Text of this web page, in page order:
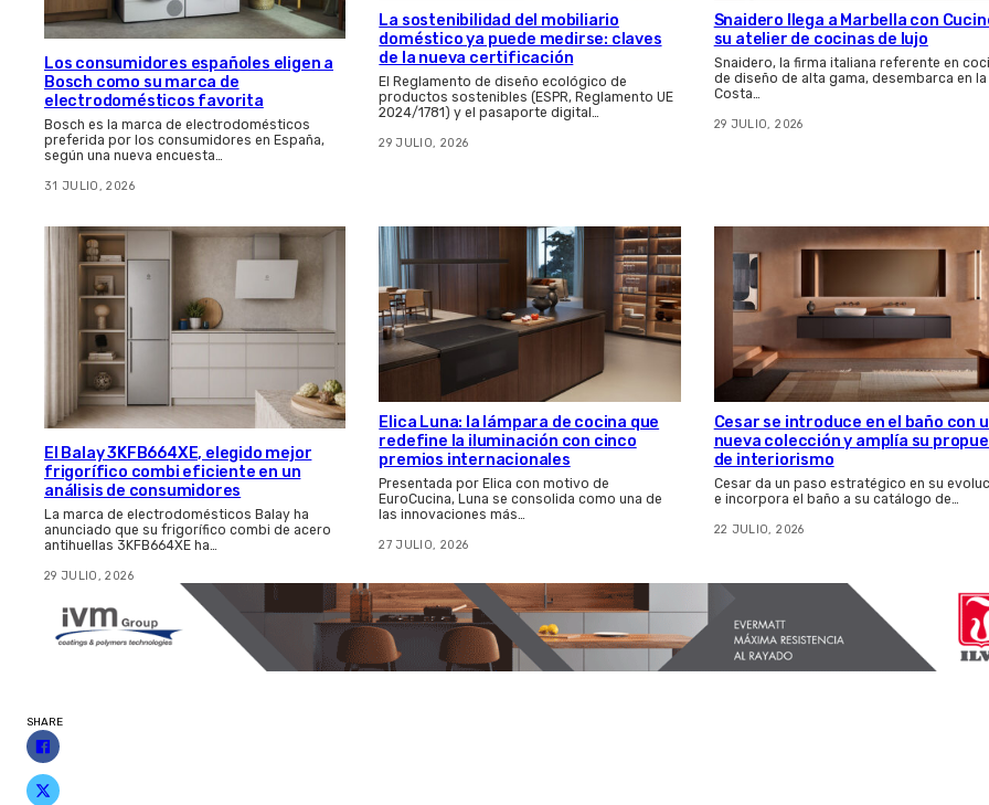
Los consumidores españoles eligen a
Bosch como su marca de
electrodomésticos favorita
Bosch es la marca de electrodomésticos
preferida por los consumidores en España,
según una nueva encuesta…
31 JULIO, 2026
La sostenibilidad del mobiliario
doméstico ya puede medirse: claves
de la nueva certificación
El Reglamento de diseño ecológico de
productos sostenibles (ESPR, Reglamento UE
2024/1781) y el pasaporte digital…
29 JULIO, 2026
Snaidero llega a Marbella con
su atelier de cocinas de lujo
Snaidero, la firma italiana referente en
de diseño de alta gama, desembarca en la
Costa…
29 JULIO, 2026
El Balay 3KFB664XE, elegido mejor
frigorífico combi eficiente en un
análisis de consumidores
La marca de electrodomésticos Balay ha
anunciado que su frigorífico combi de acero
antihuellas 3KFB664XE ha…
29 JULIO, 2026
Elica Luna: la lámpara de cocina que
redefine la iluminación con cinco
premios internacionales
Presentada por Elica con motivo de
EuroCucina, Luna se consolida como una de
las innovaciones más…
27 JULIO, 2026
Cesar se introduce en el baño con
nueva colección y amplía su
de interiorismo
Cesar da un paso estratégico en su
e incorpora el baño a su catálogo de…
22 JULIO, 2026
SHARE